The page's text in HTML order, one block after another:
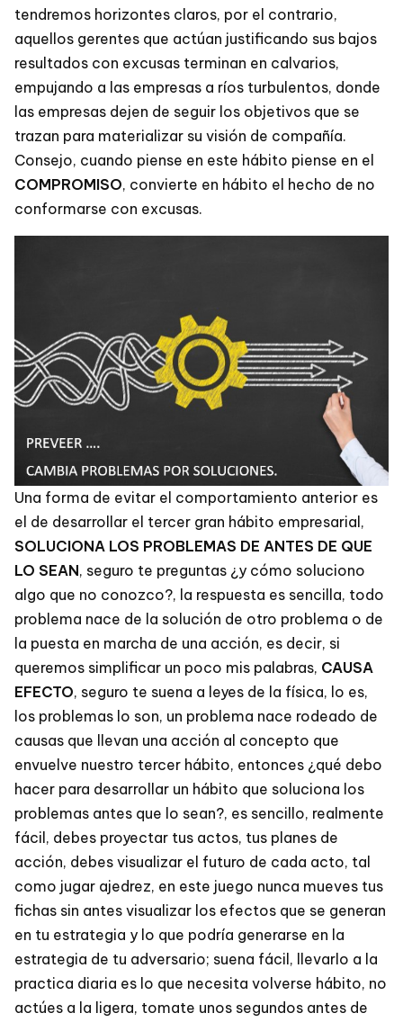
tendremos horizontes claros, por el contrario,
aquellos gerentes que actúan justificando sus bajos
resultados con excusas terminan en calvarios,
empujando a las empresas a ríos turbulentos, donde
las empresas dejen de seguir los objetivos que se
trazan para materializar su visión de compañía.
Consejo, cuando piense en este hábito piense en el
COMPROMISO, convierte en hábito el hecho de no
conformarse con excusas.
Una forma de evitar el comportamiento anterior es
el de desarrollar el tercer gran hábito empresarial,
SOLUCIONA LOS PROBLEMAS DE ANTES DE QUE
LO SEAN, seguro te preguntas ¿y cómo soluciono
algo que no conozco?, la respuesta es sencilla, todo
problema nace de la solución de otro problema o de
la puesta en marcha de una acción, es decir, si
queremos simplificar un poco mis palabras, CAUSA
EFECTO, seguro te suena a leyes de la física, lo es,
los problemas lo son, un problema nace rodeado de
causas que llevan una acción al concepto que
envuelve nuestro tercer hábito, entonces ¿qué debo
hacer para desarrollar un hábito que soluciona los
problemas antes que lo sean?, es sencillo, realmente
fácil, debes proyectar tus actos, tus planes de
acción, debes visualizar el futuro de cada acto, tal
como jugar ajedrez, en este juego nunca mueves tus
fichas sin antes visualizar los efectos que se generan
en tu estrategia y lo que podría generarse en la
estrategia de tu adversario; suena fácil, llevarlo a la
practica diaria es lo que necesita volverse hábito, no
actúes a la ligera, tomate unos segundos antes de